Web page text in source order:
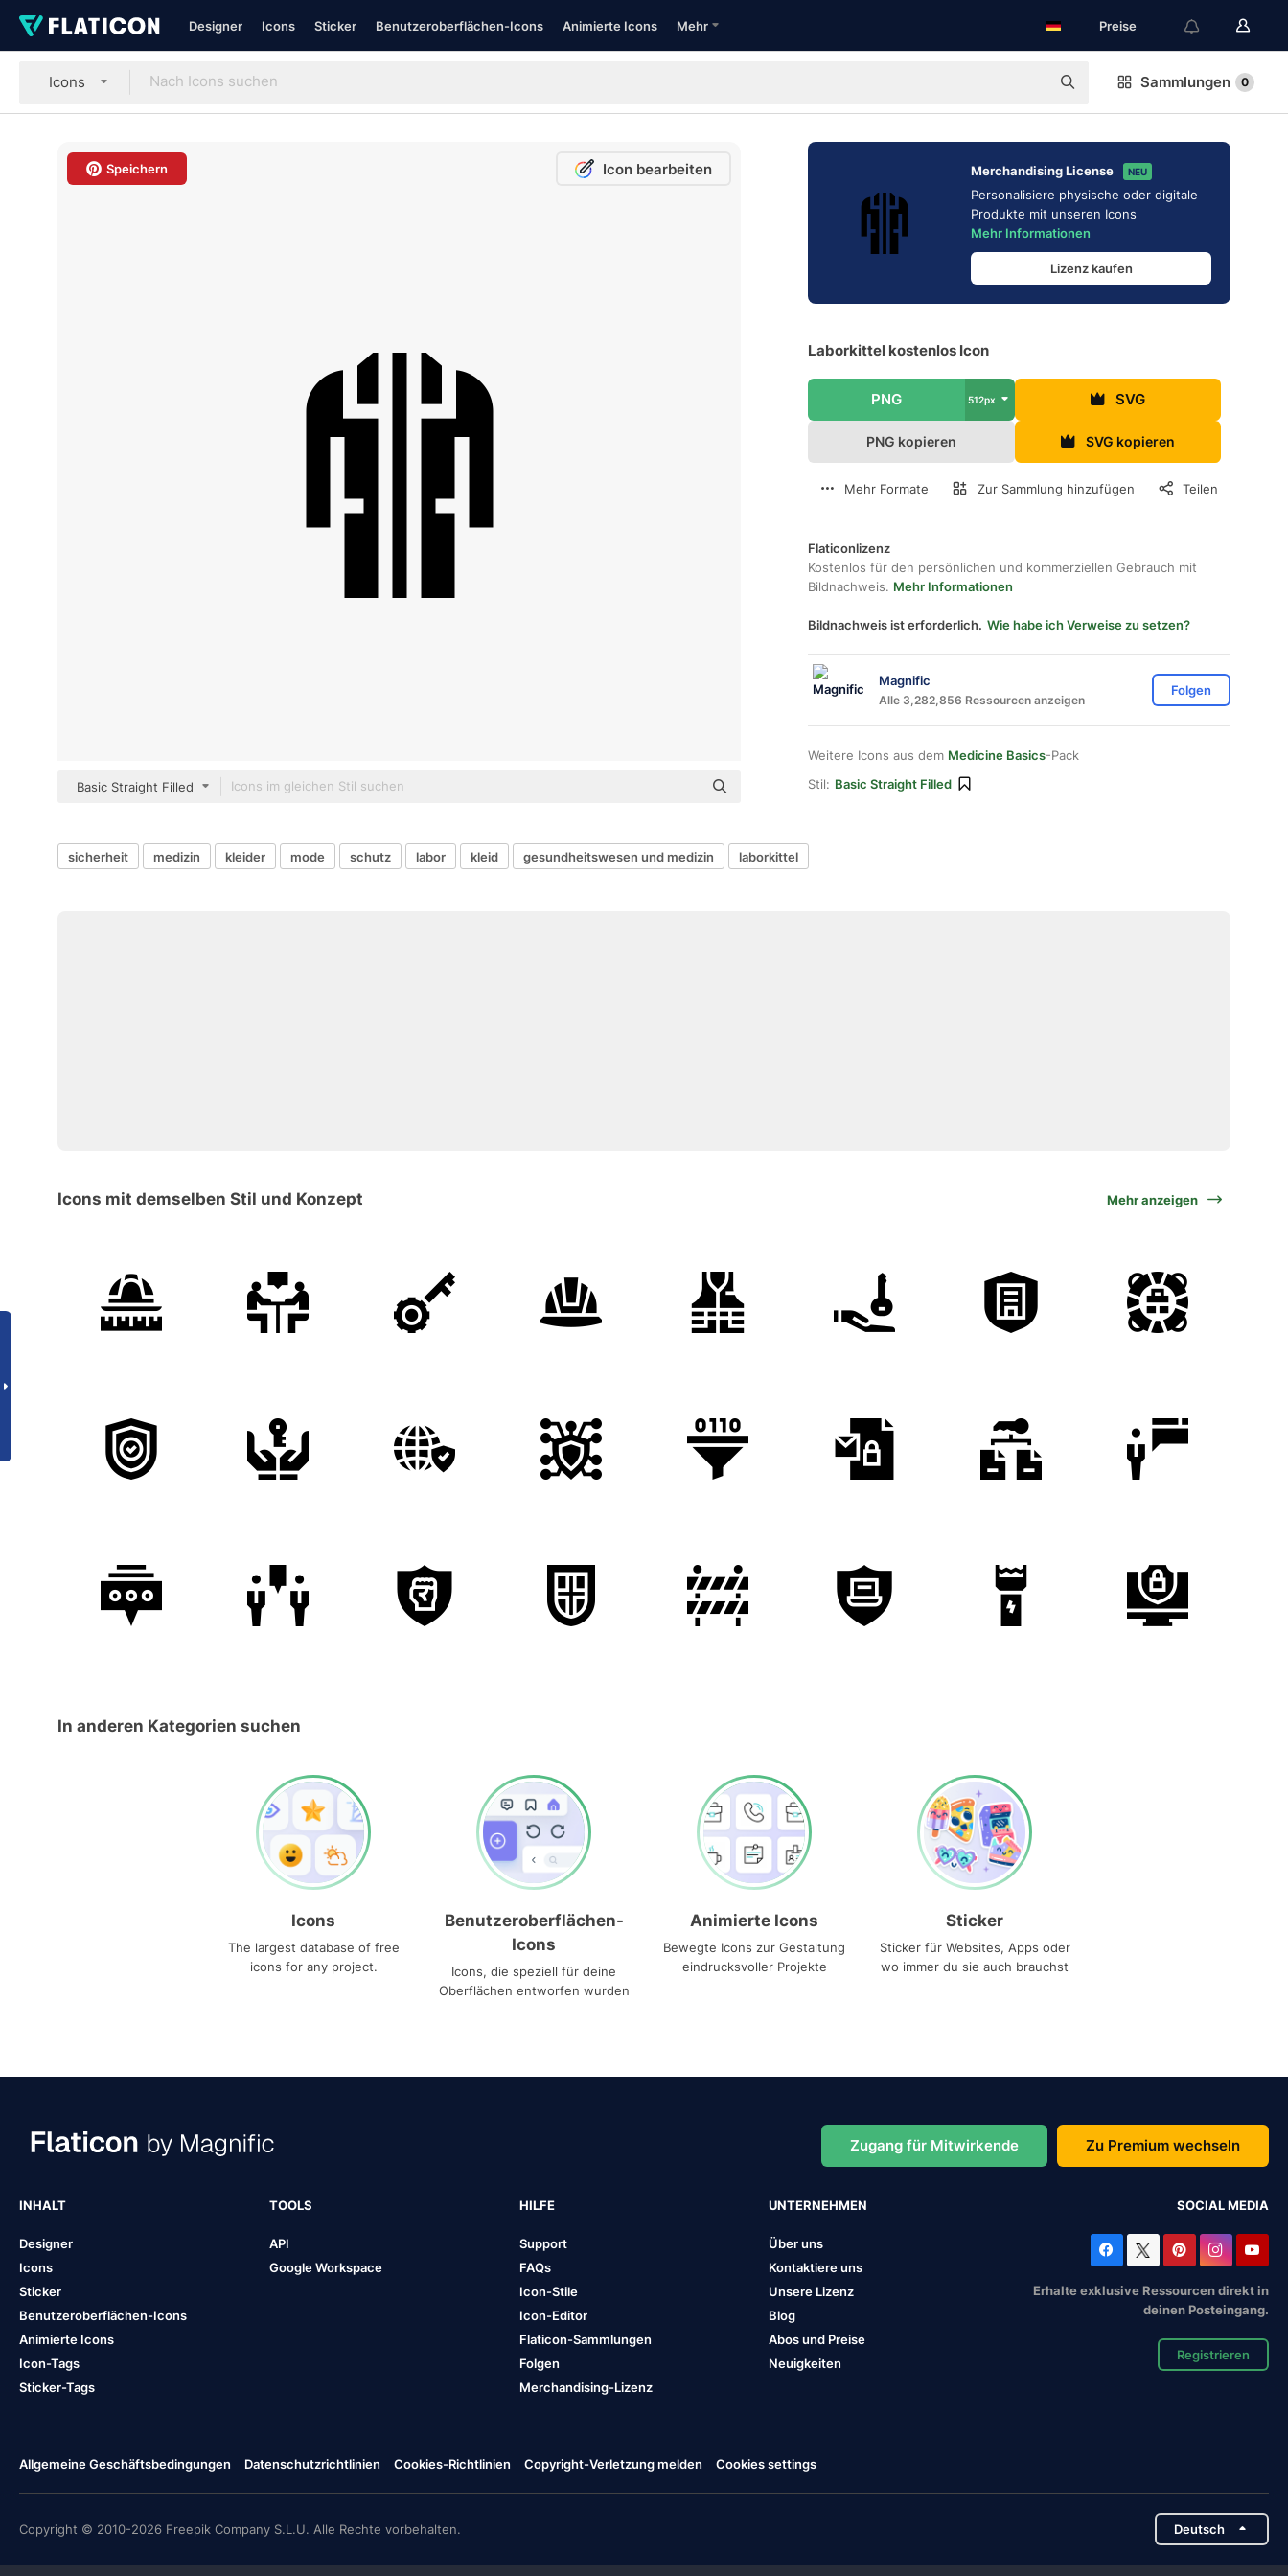
Designer Icons Sticker Benutzeroberflächen-Icons Animierte Icons Mehr Preise
Icons Sammlungen 0
Speichern Icon bearbeiten
Basic Straight Filled
Merchandising License NEU
Personalisiere physische oder digitale
Produkte mit unseren Icons
Mehr Informationen
Lizenz kaufen
Laborkittel kostenlos Icon
PNG 512px SVG
PNG kopieren SVG kopieren
Mehr Formate Zur Sammlung hinzufügen Teilen
Flaticonlizenz
Kostenlos für den persönlichen und kommerziellen Gebrauch mit
Bildnachweis. Mehr Informationen
Bildnachweis ist erforderlich. Wie habe ich Verweise zu setzen?
Magnific
Alle 3,282,856 Ressourcen anzeigen
Folgen
Weitere Icons aus dem Medicine Basics-Pack
Stil: Basic Straight Filled
sicherheit medizin kleider mode schutz labor kleid gesundheitswesen und medizin laborkittel
Icons mit demselben Stil und Konzept Mehr anzeigen
In anderen Kategorien suchen
Icons
The largest database of free
icons for any project.
Benutzeroberflächen-
Icons
Icons, die speziell für deine
Oberflächen entworfen wurden
Animierte Icons
Bewegte Icons zur Gestaltung
eindrucksvoller Projekte
Sticker
Sticker für Websites, Apps oder
wo immer du sie auch brauchst
Zugang für Mitwirkende Zu Premium wechseln
INHALT
Designer
Icons
Sticker
Benutzeroberflächen-Icons
Animierte Icons
Icon-Tags
Sticker-Tags
TOOLS
API
Google Workspace
HILFE
Support
FAQs
Icon-Stile
Icon-Editor
Flaticon-Sammlungen
Folgen
Merchandising-Lizenz
UNTERNEHMEN
Über uns
Kontaktiere uns
Unsere Lizenz
Blog
Abos und Preise
Neuigkeiten
SOCIAL MEDIA
Erhalte exklusive Ressourcen direkt in
deinen Posteingang.
Registrieren
Allgemeine Geschäftsbedingungen Datenschutzrichtlinien Cookies-Richtlinien Copyright-Verletzung melden Cookies settings
Copyright © 2010-2026 Freepik Company S.L.U. Alle Rechte vorbehalten. Deutsch